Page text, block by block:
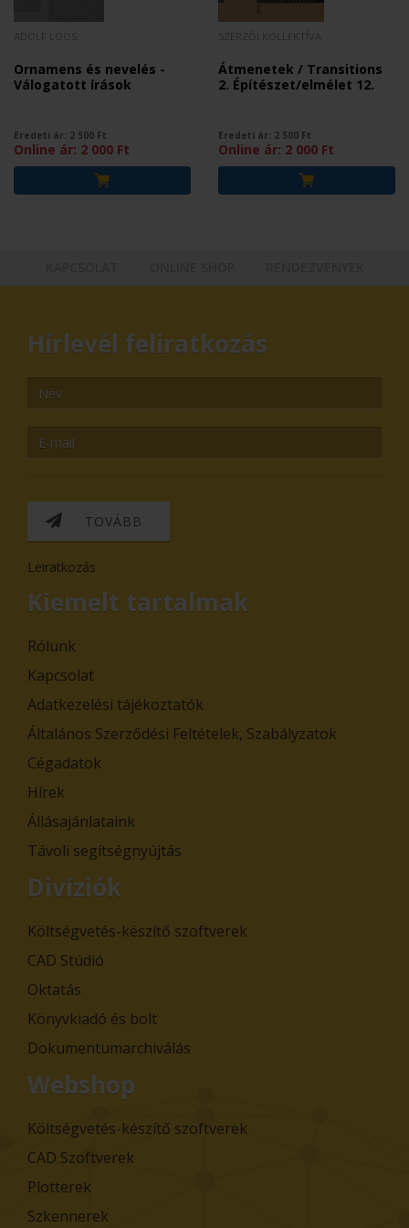
Ornamens és nevelés -
Válogatott írások
Eredeti ár: 2 500 Ft
Online ár: 2 000 Ft
Átmenetek / Transitions
2. Építészet/elmélet 12.
Eredeti ár: 2 500 Ft
Online ár: 2 000 Ft
Hírlevél feliratkozás
TOVÁBB
Leiratkozás
Kiemelt tartalmak
Rólunk
Kapcsolat
Adatkezelési tájékoztatók
Általános Szerződési Feltételek, Szabályzatok
Cégadatok
Hírek
Állásajánlataink
Távoli segítségnyújtás
Divíziók
Költségvetés-készítő szoftverek
CAD Stúdió
Oktatás
Könyvkiadó és bolt
Dokumentumarchiválás
Webshop
Költségvetés-készítő szoftverek
CAD Szoftverek
Plotterek
Szkennerek